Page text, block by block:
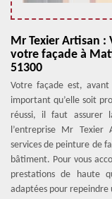
Mr Texier Artisan
votre façade à
51300
Votre façade est,
important qu’elle soit
réussi, il faut assurer
l’entreprise Mr Texier
services de peinture de
bâtiment. Pour vous
prestations de haute
adaptées pour repeindre